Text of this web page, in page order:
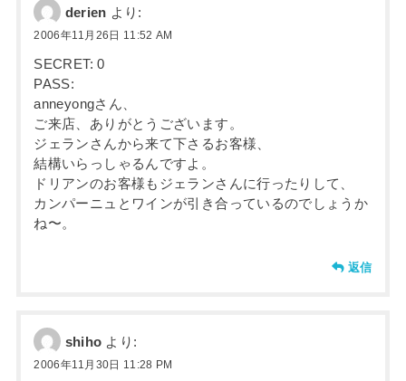
derien より:
2006年11月26日 11:52 AM
SECRET: 0
PASS:
anneyongさん、
ご来店、ありがとうございます。
ジェランさんから来て下さるお客様、
結構いらっしゃるんですよ。
ドリアンのお客様もジェランさんに行ったりして、
カンパーニュとワインが引き合っているのでしょうか
ね〜。
返信
shiho より:
2006年11月30日 11:28 PM